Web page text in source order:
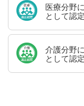
医療分野
として認
介護分野
として認